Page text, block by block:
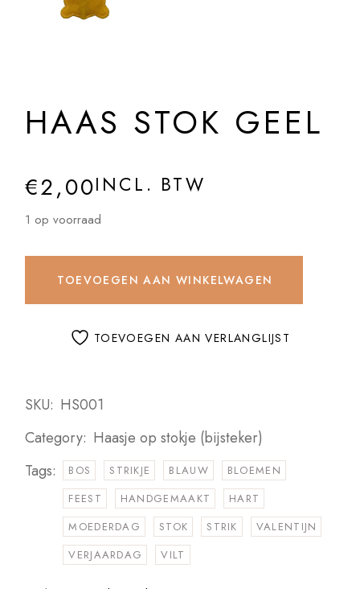
HAAS STOK GEEL
€2,00INCL. BTW
1 op voorraad
TOEVOEGEN AAN WINKELWAGEN
TOEVOEGEN AAN VERLANGLIJST
SKU: HS001
Category: Haasje op stokje (bijsteker)
Tags:
BOS STRIKJE BLAUW
BLOEMEN
FEEST
HANDGEMAAKT
HART
MOEDERDAG
STOK STRIK
VALENTIJN
VERJAARDAG
VILT